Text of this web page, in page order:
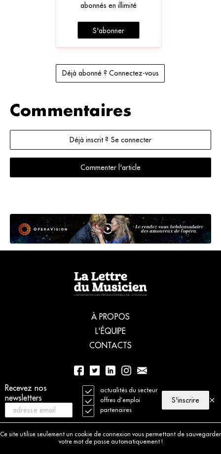
Recevez nos
newsletters
actualités du secteur
offres d’emploi
partenaires
S'inscrire
Ce site utilise seulement un cookie de connexion vous permettant de sauvegarder
votre mot de passe automatiquement !
abonnés en illimité
S'abonner
Déjà abonné ? Connectez-vous
Commentaires
Déjà inscrit ? Se connecter
Commenter l'article
À PROPOS
L'ÉQUIPE
CONTACTS
01 56 77 04 00
© 2021 La Lettre du Musicien. Tous droits réservés
Charte déontologique